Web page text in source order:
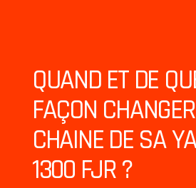
QUAND ET DE
FAÇON
CHAINE DE SA
1300 FJR ?